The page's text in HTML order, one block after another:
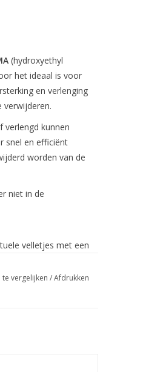
(hydroxyethyl
het ideaal is voor
en verlenging
verwijderen.
verlengd kunnen
snel en efficiënt
worden van de
niet in de
velletjes met een
en zijwallen weg.
vergelijken /Afdrukken